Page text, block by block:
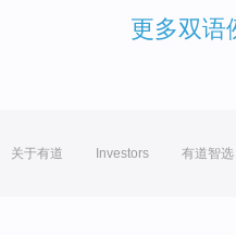
更多双语
关于有道 Investors 有道智选